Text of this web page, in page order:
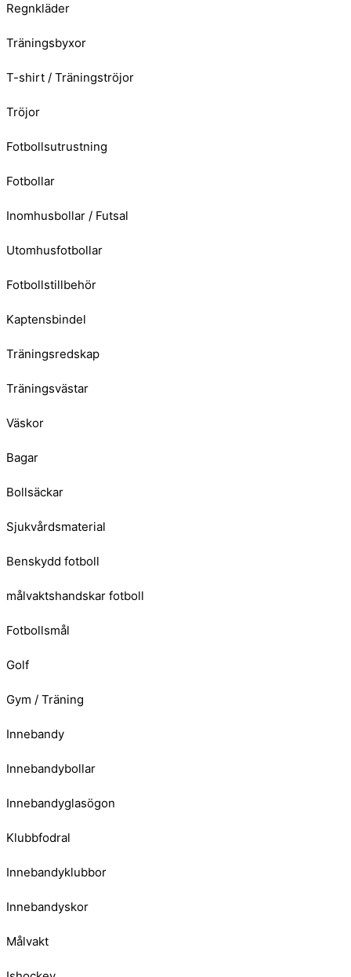
Regnkläder
Träningsbyxor
T-shirt / Träningströjor
Tröjor
Fotbollsutrustning
Fotbollar
Inomhusbollar / Futsal
Utomhusfotbollar
Fotbollstillbehör
Kaptensbindel
Träningsredskap
Träningsvästar
Väskor
Bagar
Bollsäckar
Sjukvårdsmaterial
Benskydd fotboll
målvaktshandskar fotboll
Fotbollsmål
Golf
Gym / Träning
Innebandy
Innebandybollar
Innebandyglasögon
Klubbfodral
Innebandyklubbor
Innebandyskor
Målvakt